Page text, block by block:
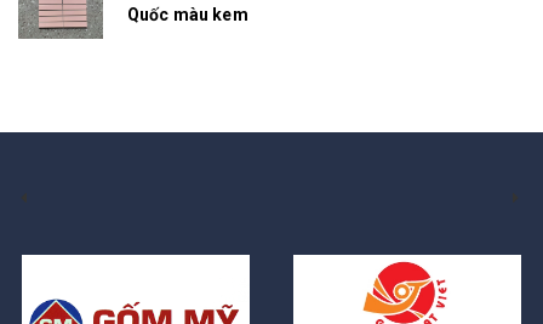
Quốc màu kem